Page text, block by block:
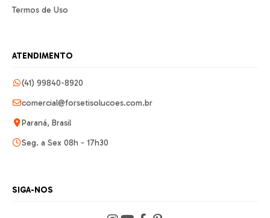
Termos de Uso
ATENDIMENTO
(41) 99840-8920
comercial@forsetisolucoes.com.br
Paraná, Brasil
Seg. a Sex 08h - 17h30
SIGA-NOS